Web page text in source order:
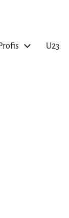
Profis U23